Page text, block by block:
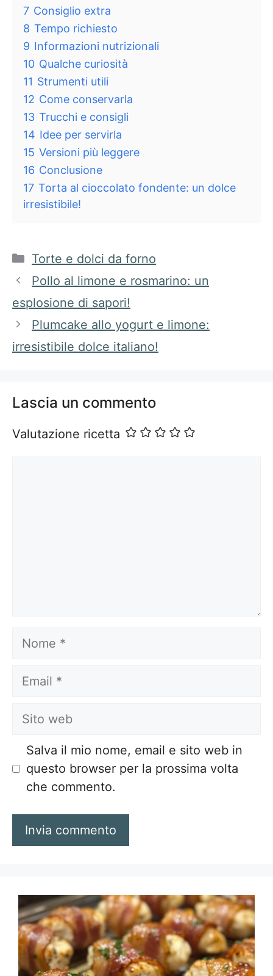
7 Consiglio extra
8 Tempo richiesto
9 Informazioni nutrizionali
10 Qualche curiosità
11 Strumenti utili
12 Come conservarla
13 Trucchi e consigli
14 Idee per servirla
15 Versioni più leggere
16 Conclusione
17 Torta al cioccolato fondente: un dolce
irresistibile!
Categorie
Torte e dolci da forno
Pollo al limone e rosmarino: un
esplosione di sapori!
Plumcake allo yogurt e limone:
irresistibile dolce italiano!
Lascia un commento
Valutazione ricetta
Nome
Email
Sito
Salva il mio nome, email e sito web in
questo browser per la prossima volta
che commento.